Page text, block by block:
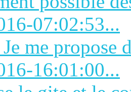
07:02:53...
me propose
16:01:00...